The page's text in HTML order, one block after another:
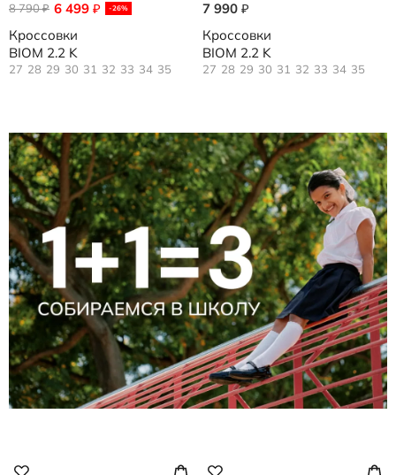
6 499 ₽ -26%
8 790₽
Кроссовки
BIOM 2.2 K
27 28 29 30 31 32 33 34 35
7 990 ₽
Кроссовки
BIOM 2.2 K
27 28 29 30 31 32 33 34 35